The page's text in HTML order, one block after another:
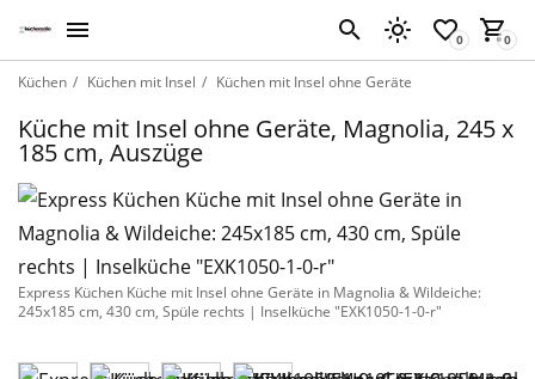
Küchen Küchen mit Insel Küchen mit Insel ohne Geräte
Küche mit Insel ohne Geräte, Magnolia, 245 x
185 cm, Auszüge
Express Küchen Küche mit Insel ohne Geräte in Magnolia & Wildeiche:
245x185 cm, 430 cm, Spüle rechts | Inselküche "EXK1050-1-0-r"